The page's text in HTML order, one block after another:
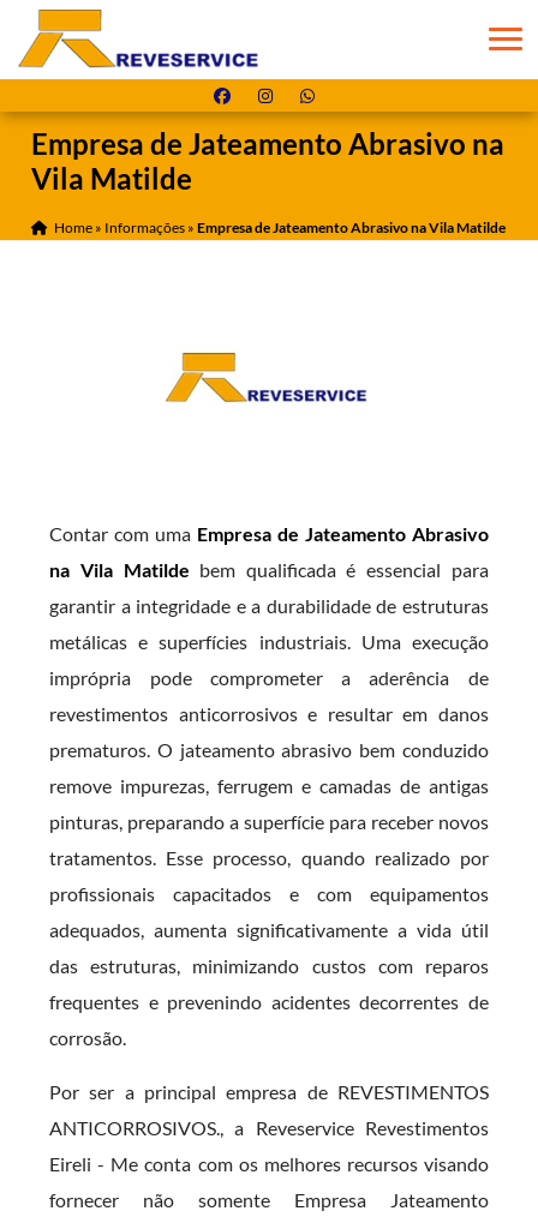
Empresa de Jateamento Abrasivo na
Vila Matilde
Home » Informações »Empresa de Jateamento Abrasivo na Vila Matilde
Contar com uma Empresa de Jateamento Abrasivo
na Vila Matilde bem qualificada é essencial para
garantir a integridade e a durabilidade de estruturas
metálicas e superfícies industriais. Uma execução
imprópria pode comprometer a aderência de
revestimentos anticorrosivos e resultar em danos
prematuros. O jateamento abrasivo bem conduzido
remove impurezas, ferrugem e camadas de antigas
pinturas, preparando a superfície para receber novos
tratamentos. Esse processo, quando realizado por
profissionais capacitados e com equipamentos
adequados, aumenta significativamente a vida útil
das estruturas, minimizando custos com reparos
frequentes e prevenindo acidentes decorrentes de
corrosão.
Por ser a principal empresa de REVESTIMENTOS
ANTICORROSIVOS., a Reveservice Revestimentos
Eireli - Me conta com os melhores recursos visando
fornecer não somente Empresa Jateamento